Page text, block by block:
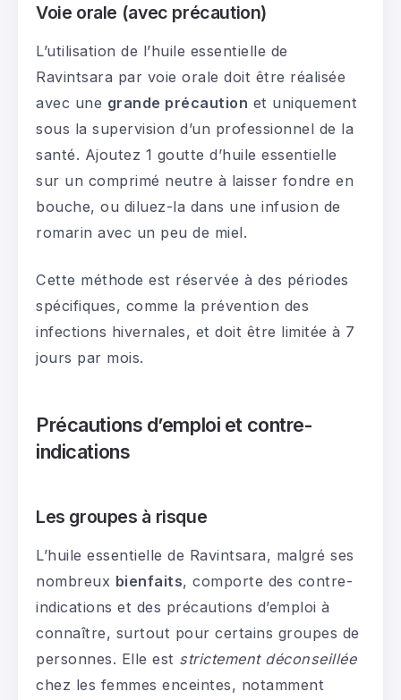
Voie orale (avec précaution)
L’utilisation de l’huile essentielle de
Ravintsara par voie orale doit être réalisée
avec une grande précaution et uniquement
sous la supervision d’un professionnel de la
santé. Ajoutez 1 goutte d’huile essentielle
sur un comprimé neutre à laisser fondre en
bouche, ou diluez-la dans une infusion de
romarin avec un peu de miel.
Cette méthode est réservée à des périodes
spécifiques, comme la prévention des
infections hivernales, et doit être limitée à 7
jours par mois.
Précautions d’emploi et contre-
indications
Les groupes à risque
L’huile essentielle de Ravintsara, malgré ses
nombreux bienfaits, comporte des contre-
indications et des précautions d’emploi à
connaître, surtout pour certains groupes de
personnes. Elle est strictement déconseillée
chez les femmes enceintes, notamment